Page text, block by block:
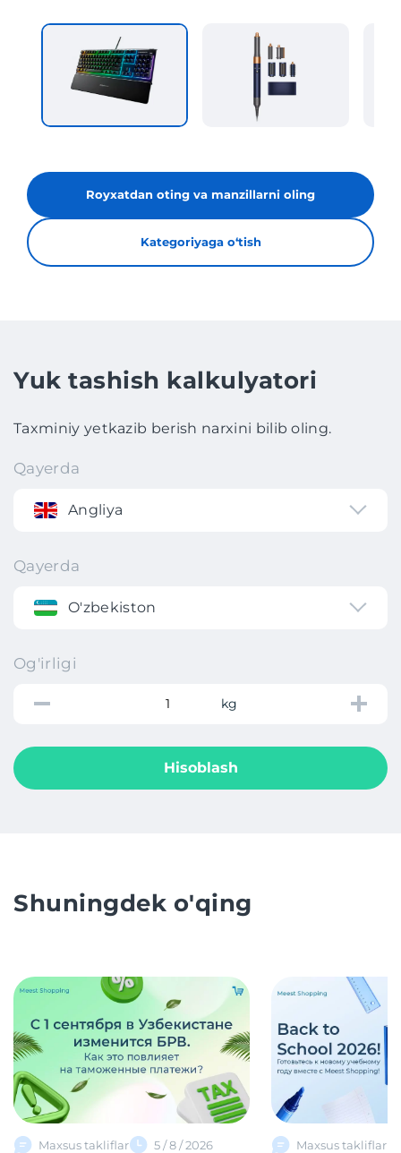
Royxatdan oting va manzillarni oling
Kategoriyaga oʻtish
Yuk tashish kalkulyatori
Taxminiy yetkazib berish narxini bilib oling.
Qayerda
Angliya
Qayerda
O'zbekiston
Og'irligi
kg
Hisoblash
Shuningdek o'qing
Maxsus takliflar 5 / 8 / 2026 Maxsus takliflar